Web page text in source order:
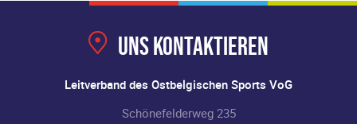
Uns kontaktieren
Leitverband des Ostbelgischen Sports VoG
Schönefelderweg 235